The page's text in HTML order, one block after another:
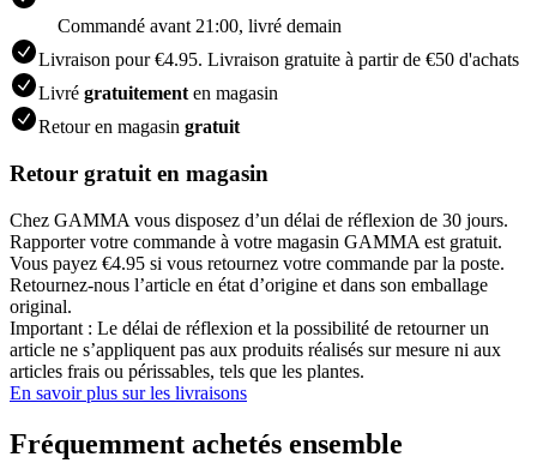
Commandé avant 21:00, livré demain
Livraison pour €4.95. Livraison gratuite à partir de €50 d'achats
Livré gratuitement en magasin
Retour en magasin gratuit
Retour gratuit en magasin
Chez GAMMA vous disposez d’un délai de réflexion de 30 jours.
Rapporter votre commande à votre magasin GAMMA est gratuit.
Vous payez €4.95 si vous retournez votre commande par la poste.
Retournez-nous l’article en état d’origine et dans son emballage
original.
Important : Le délai de réflexion et la possibilité de retourner un
article ne s’appliquent pas aux produits réalisés sur mesure ni aux
articles frais ou périssables, tels que les plantes.
En savoir plus sur les livraisons
Fréquemment achetés ensemble